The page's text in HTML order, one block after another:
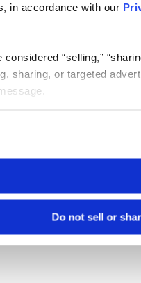
in accordance with our
“selling,”
sharing, or targeted
Do not sell or